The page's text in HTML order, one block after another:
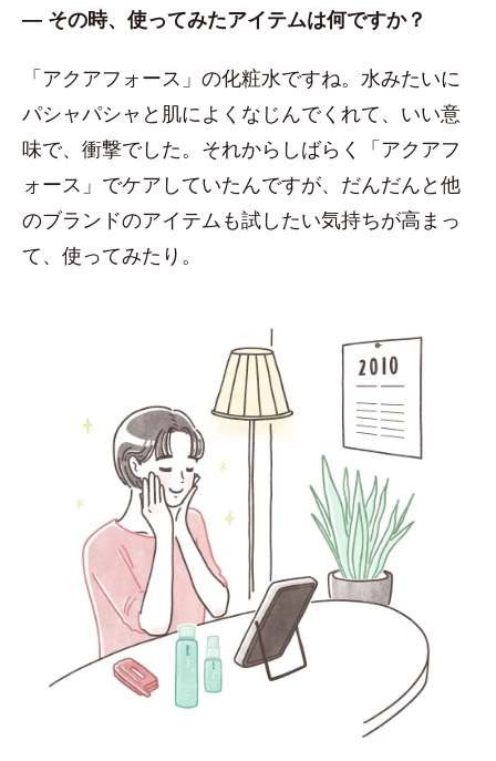
― その時、使ってみたアイテムは何ですか？
「アクアフォース」の化粧水ですね。水みたいに
パシャパシャと肌によくなじんでくれて、いい意
味で、衝撃でした。それからしばらく「アクアフ
ォース」でケアしていたんですが、だんだんと他
のブランドのアイテムも試したい気持ちが高まっ
て、使ってみたり。